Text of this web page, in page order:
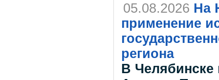
05.08.2026 На
применение
региона
В Челябинске